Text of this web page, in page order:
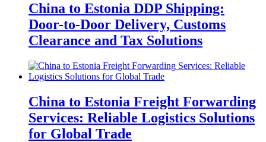
China to Estonia DDP Shipping:
Door-to-Door Delivery, Customs
Clearance and Tax Solutions
China to Estonia Freight Forwarding
Services: Reliable Logistics Solutions
for Global Trade